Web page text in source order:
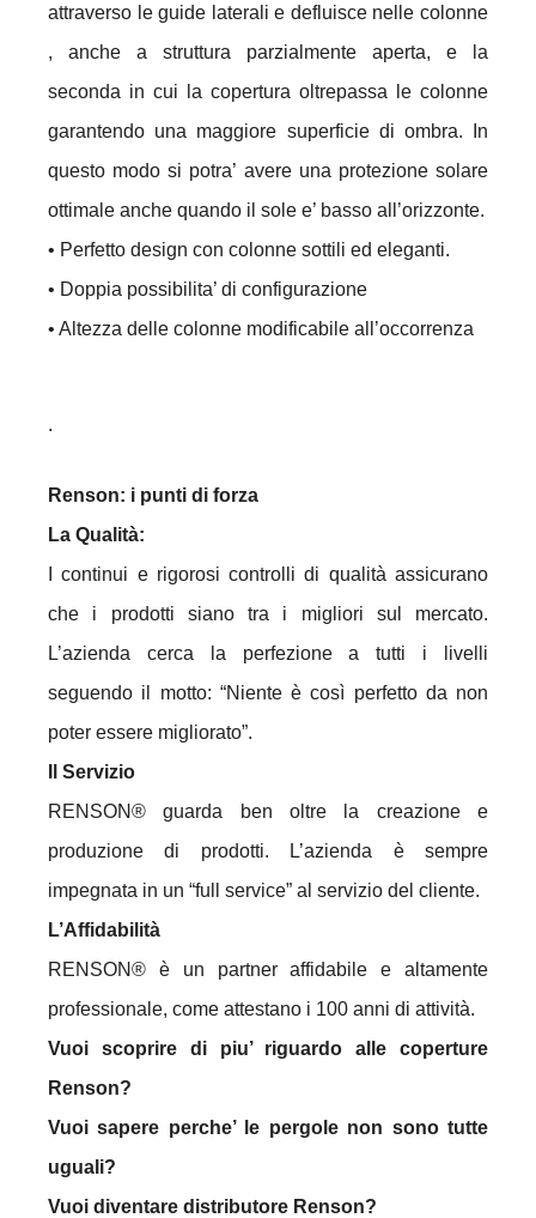
attraverso le guide laterali e defluisce nelle colonne
, anche a struttura parzialmente aperta, e la
seconda in cui la copertura oltrepassa le colonne
garantendo una maggiore superficie di ombra. In
questo modo si potra’ avere una protezione solare
ottimale anche quando il sole e’ basso all’orizzonte.
• Perfetto design con colonne sottili ed eleganti.
• Doppia possibilita’ di configurazione
• Altezza delle colonne modificabile all’occorrenza
.
Renson: i punti di forza
La Qualità:
I continui e rigorosi controlli di qualità assicurano
che i prodotti siano tra i migliori sul mercato.
L’azienda cerca la perfezione a tutti i livelli
seguendo il motto: “Niente è così perfetto da non
poter essere migliorato”.
Il Servizio
RENSON® guarda ben oltre la creazione e
produzione di prodotti. L’azienda è sempre
impegnata in un “full service” al servizio del cliente.
L’Affidabilità
RENSON® è un partner affidabile e altamente
professionale, come attestano i 100 anni di attività.
Vuoi scoprire di piu’ riguardo alle coperture
Renson?
Vuoi sapere perche’ le pergole non sono tutte
uguali?
Vuoi diventare distributore Renson?